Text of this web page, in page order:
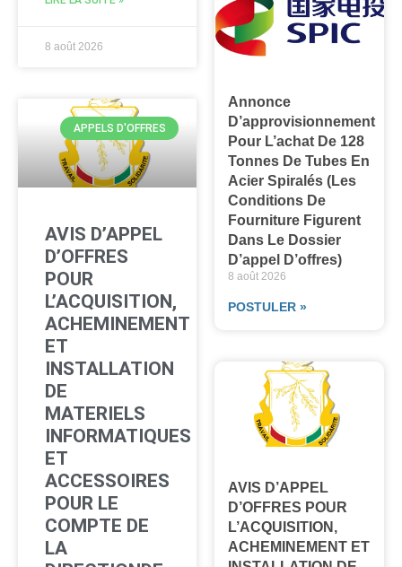
8 août 2026
APPELS D'OFFRES
AVIS D’APPEL
D’OFFRES
POUR
L’ACQUISITION,
ACHEMINEMENT
ET
INSTALLATION
DE
MATERIELS
INFORMATIQUES
ET
ACCESSOIRES
POUR LE
COMPTE DE
LA
Annonce
D’approvisionnement
Pour L’achat De 128
Tonnes De Tubes En
Acier Spiralés (les
Conditions De
Fourniture Figurent
Dans Le Dossier
D’appel D’offres)
8 août 2026
POSTULER »
AVIS D’APPEL
D’OFFRES POUR
L’ACQUISITION,
ACHEMINEMENT ET